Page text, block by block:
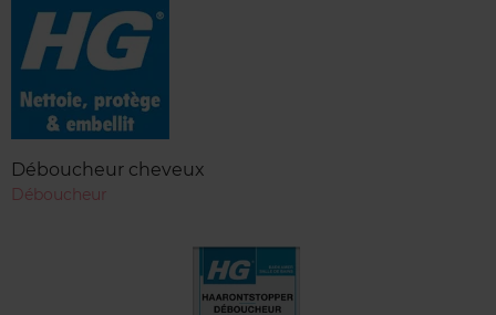
Déboucheur cheveux
Déboucheur